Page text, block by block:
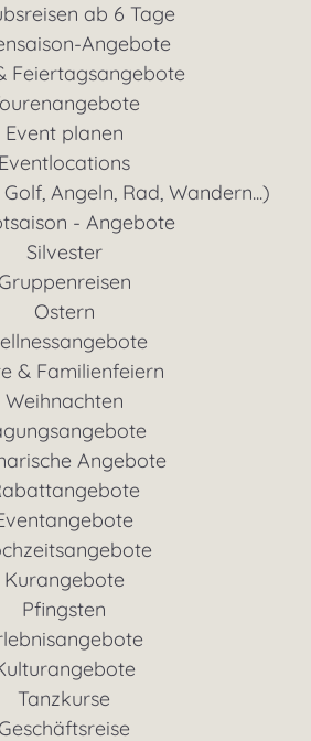
ab 6 Tage
Angebote
Feiertagsangebote
Event planen
Eventlocations
Angeln, Rad, Wandern...)
- Angebote
Silvester
Gruppenreisen
Ostern
& Familienfeiern
Weihnachten
Angebote
Kurangebote
Pfingsten
Tanzkurse
Geschäftsreise